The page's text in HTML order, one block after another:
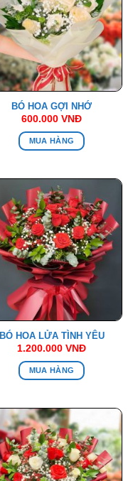
BÓ HOA GỢI NHỚ
600.000 VNĐ
MUA HÀNG
BÓ HOA LỬA TÌNH YÊU
1.200.000 VNĐ
MUA HÀNG